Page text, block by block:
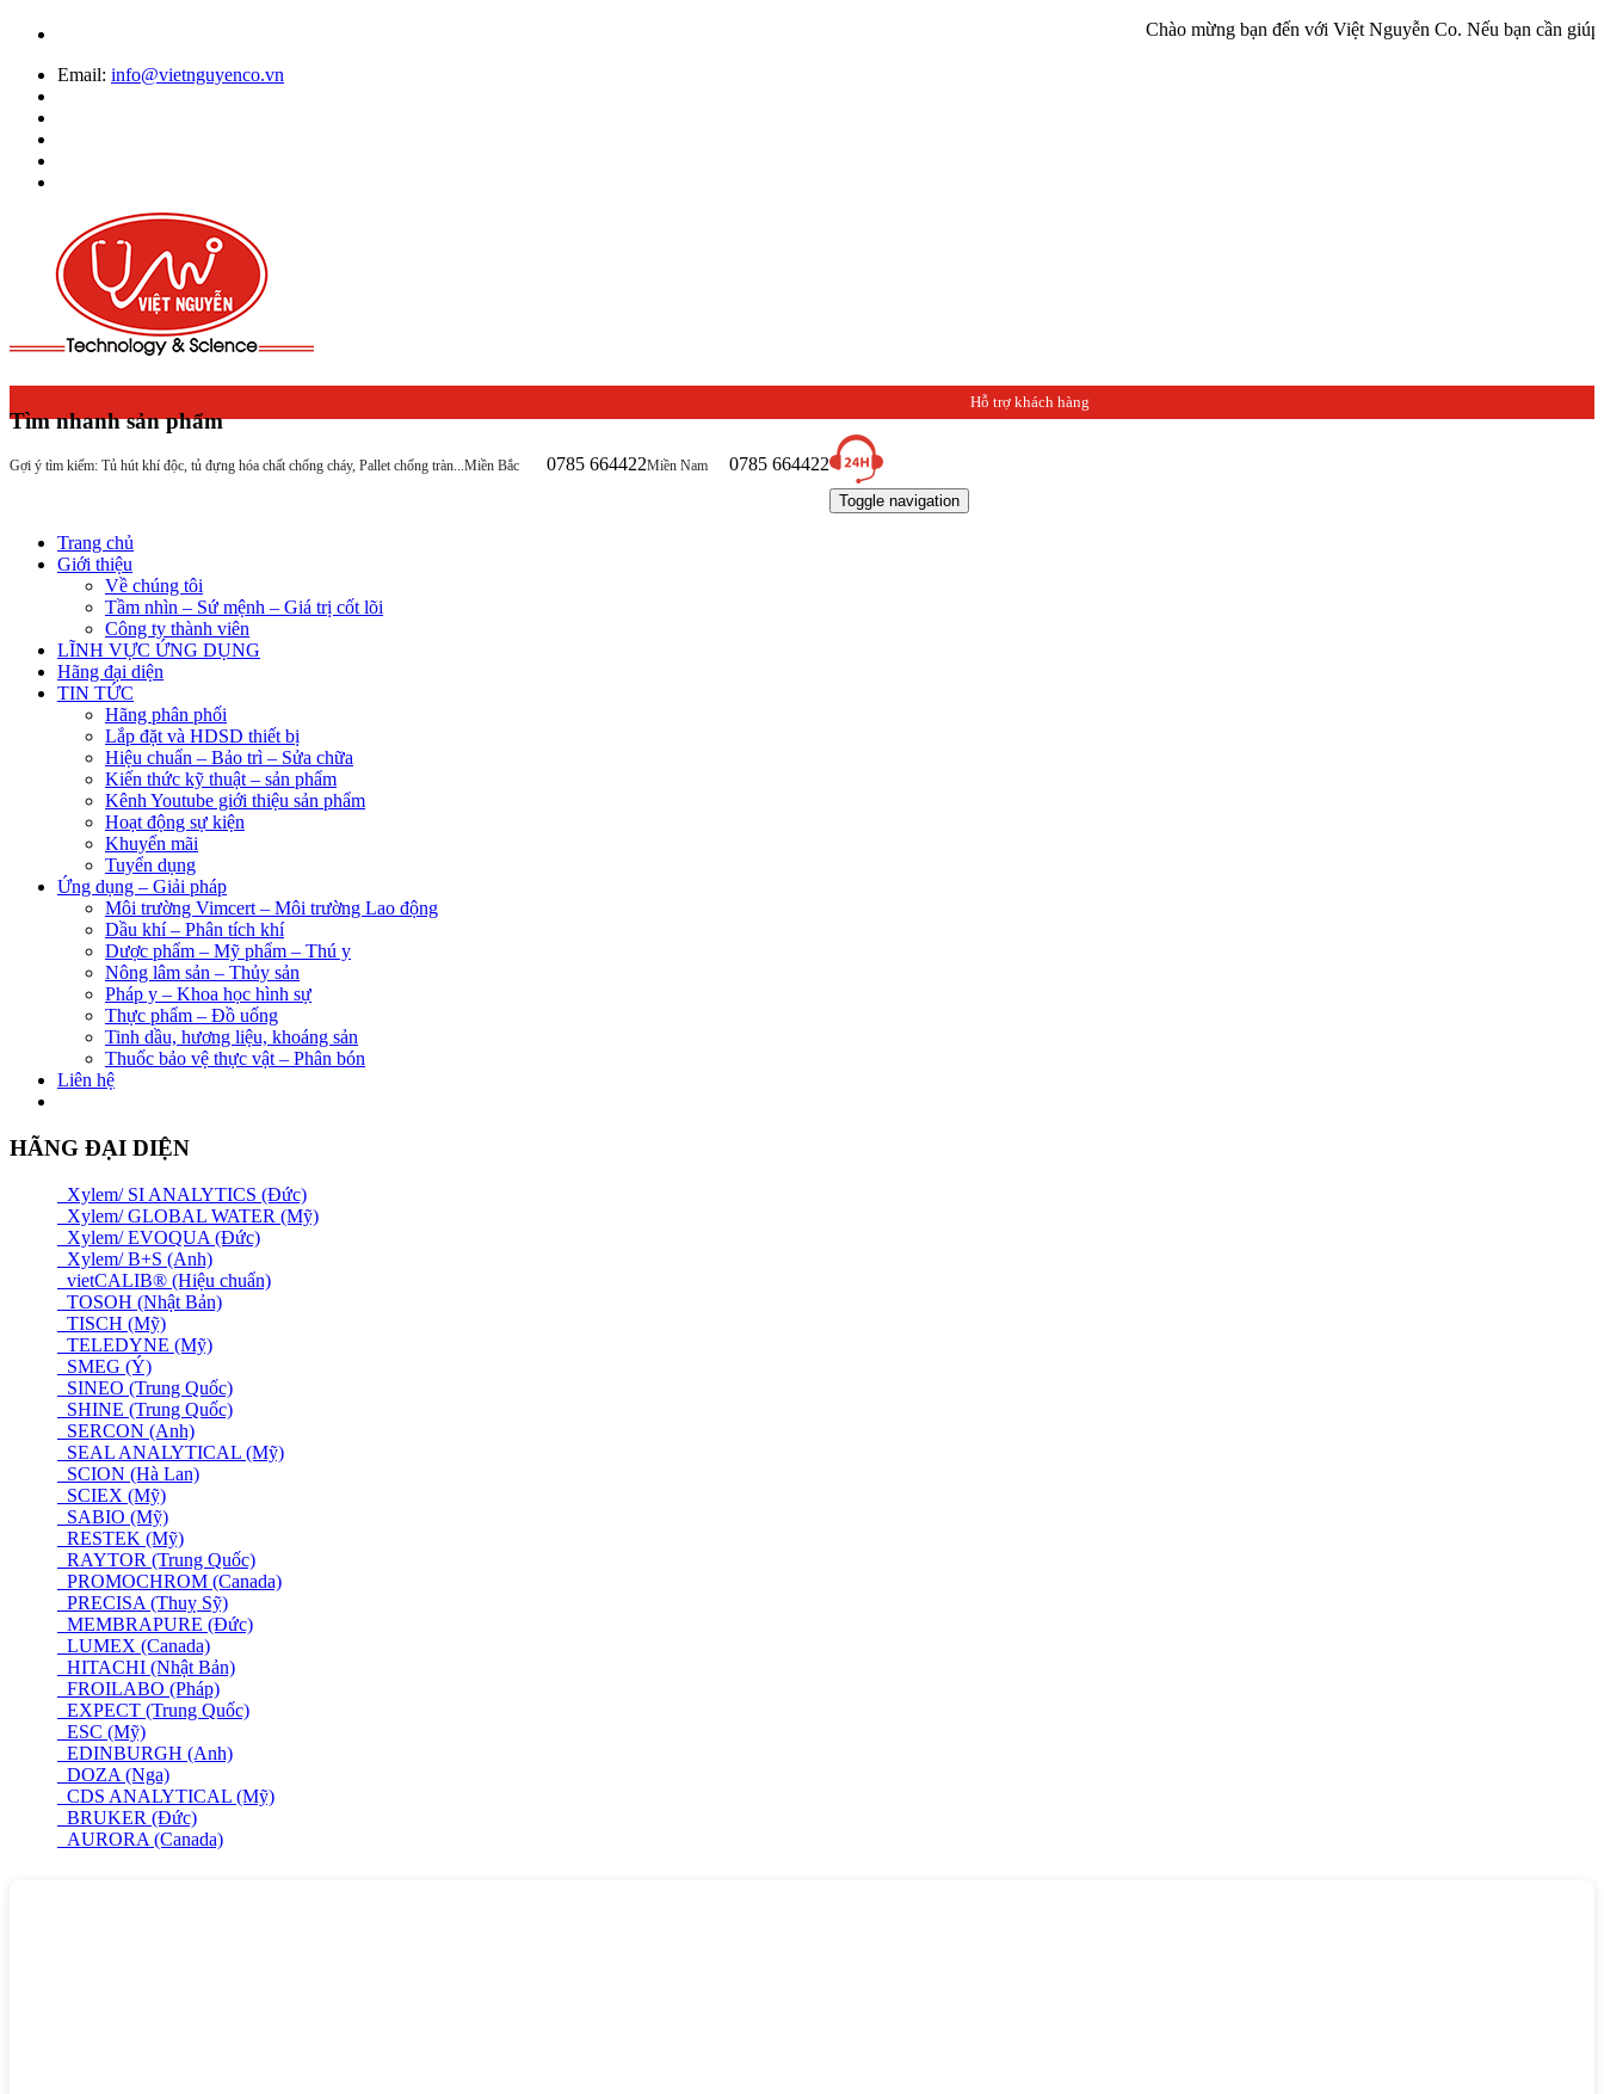
Chào mừng bạn đến với Việt Nguyễn Co. Nếu bạn cần giúp đỡ hãy
Email: info@vietnguyenco.vn
Tìm nhanh sản phẩm
Gợi ý tìm kiếm: Tủ hút khí độc, tủ đựng hóa chất chống cháy, Pallet chống tràn...
Hỗ trợ khách hàng
Miền Bắc 0785 664422Miền Nam 0785 664422
Toggle navigation
Trang chủ
Giới thiệu
Về chúng tôi
Tầm nhìn – Sứ mệnh – Giá trị cốt lõi
Công ty thành viên
LĨNH VỰC ỨNG DỤNG
Hãng đại diện
TIN TỨC
Hãng phân phối
Lắp đặt và HDSD thiết bị
Hiệu chuẩn – Bảo trì – Sửa chữa
Kiến thức kỹ thuật – sản phẩm
Kênh Youtube giới thiệu sản phẩm
Hoạt động sự kiện
Khuyến mãi
Tuyển dụng
Ứng dụng – Giải pháp
Môi trường Vimcert – Môi trường Lao động
Dầu khí – Phân tích khí
Dược phẩm – Mỹ phẩm – Thú y
Nông lâm sản – Thủy sản
Pháp y – Khoa học hình sự
Thực phẩm – Đồ uống
Tinh dầu, hương liệu, khoáng sản
Thuốc bảo vệ thực vật – Phân bón
Liên hệ
HÃNG ĐẠI DIỆN
Xylem/ SI ANALYTICS (Đức)
Xylem/ GLOBAL WATER (Mỹ)
Xylem/ EVOQUA (Đức)
Xylem/ B+S (Anh)
vietCALIB® (Hiệu chuẩn)
TOSOH (Nhật Bản)
TISCH (Mỹ)
TELEDYNE (Mỹ)
SMEG (Ý)
SINEO (Trung Quốc)
SHINE (Trung Quốc)
SERCON (Anh)
SEAL ANALYTICAL (Mỹ)
SCION (Hà Lan)
SCIEX (Mỹ)
SABIO (Mỹ)
RESTEK (Mỹ)
RAYTOR (Trung Quốc)
PROMOCHROM (Canada)
PRECISA (Thuỵ Sỹ)
MEMBRAPURE (Đức)
LUMEX (Canada)
HITACHI (Nhật Bản)
FROILABO (Pháp)
EXPECT (Trung Quốc)
ESC (Mỹ)
EDINBURGH (Anh)
DOZA (Nga)
CDS ANALYTICAL (Mỹ)
BRUKER (Đức)
AURORA (Canada)